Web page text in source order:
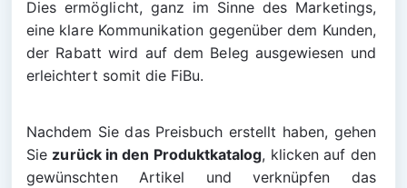
Dies ermöglicht, ganz im Sinne des Marketings,
eine klare Kommunikation gegenüber dem Kunden,
der Rabatt wird auf dem Beleg ausgewiesen und
erleichtert somit die FiBu.
Nachdem Sie das Preisbuch erstellt haben, gehen
Sie zurück in den Produktkatalog, klicken auf den
gewünschten Artikel und verknüpfen das